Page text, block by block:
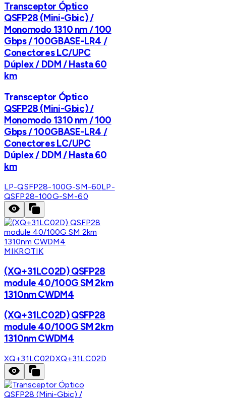
Transceptor Óptico
QSFP28 (Mini-Gbic) /
Monomodo 1310 nm / 100
Gbps / 100GBASE-LR4 /
Conectores LC/UPC
Dúplex / DDM / Hasta 60
km
Transceptor Óptico
QSFP28 (Mini-Gbic) /
Monomodo 1310 nm / 100
Gbps / 100GBASE-LR4 /
Conectores LC/UPC
Dúplex / DDM / Hasta 60
km
LP-QSFP28-100G-SM-60LP-
QSFP28-100G-SM-60
MIKROTIK
(XQ+31LC02D) QSFP28
module 40/100G SM 2km
1310nm CWDM4
(XQ+31LC02D) QSFP28
module 40/100G SM 2km
1310nm CWDM4
XQ+31LC02DXQ+31LC02D